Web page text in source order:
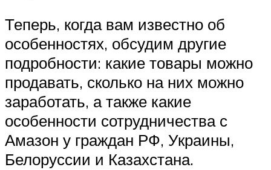
Теперь, когда вам известно об
особенностях, обсудим другие
подробности: какие товары можно
продавать, сколько на них можно
заработать, а также какие
особенности сотрудничества с
Амазон у граждан РФ, Украины,
Белоруссии и Казахстана.